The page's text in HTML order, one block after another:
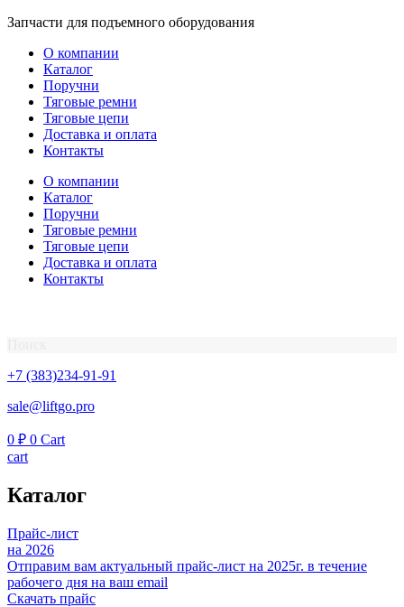
Перейти
содержимому
Запчасти для подъемного оборудования
О компании
Каталог
Поручни
Тяговые ремни
Тяговые цепи
Доставка и оплата
Контакты
О компании
Каталог
Поручни
Тяговые ремни
Тяговые цепи
Доставка и оплата
Контакты
+7 (383)234-91-91
sale@liftgo.pro
0 ₽ 0 Cart
cart
Каталог
Прайс-лист
на 2026
Отправим вам актуальный прайс-лист на 2025г. в течение
рабочего дня на ваш email
Скачать прайс